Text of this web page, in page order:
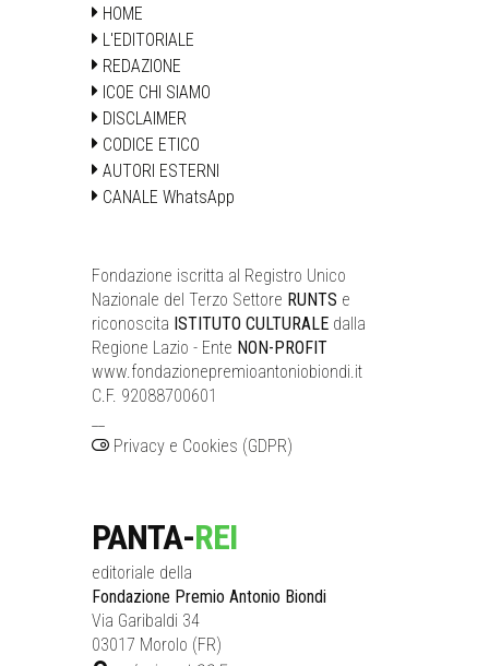
HOME
L'EDITORIALE
REDAZIONE
ICOE CHI SIAMO
DISCLAIMER
CODICE ETICO
AUTORI ESTERNI
CANALE WhatsApp
Fondazione iscritta al Registro Unico
Nazionale del Terzo Settore RUNTS e
riconoscita ISTITUTO CULTURALE dalla
Regione Lazio - Ente NON-PROFIT
www.fondazionepremioantoniobiondi.it
C.F. 92088700601
Privacy e Cookies (GDPR)
PANTA-REI
editoriale della
Fondazione Premio Antonio Biondi
Via Garibaldi 34
03017 Morolo (FR)